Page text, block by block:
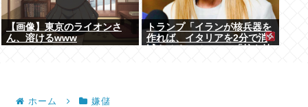
【画像】東京のライオンさ
ん、溶けるwww
トランプ「イランが核兵器を
作れば、イタリアを2分で消
ホーム 嫌儲